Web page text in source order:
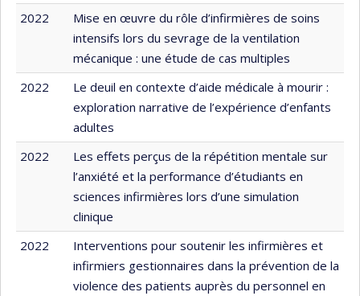
2022
Mise en œuvre du rôle d’infirmières de soins
intensifs lors du sevrage de la ventilation
mécanique : une étude de cas multiples
2022
Le deuil en contexte d’aide médicale à mourir :
exploration narrative de l’expérience d’enfants
adultes
2022
Les effets perçus de la répétition mentale sur
l’anxiété et la performance d’étudiants en
sciences infirmières lors d’une simulation
clinique
2022
Interventions pour soutenir les infirmières et
infirmiers gestionnaires dans la prévention de la
violence des patients auprès du personnel en